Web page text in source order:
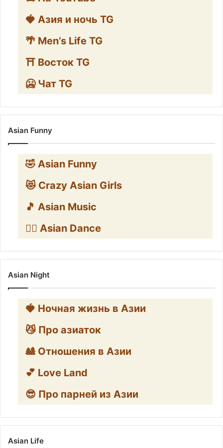
🍓 Азия и ночь TG
🌴 Men’s Life TG
⛩️ Восток TG
🥶 Чат TG
Asian Funny
🤣 Asian Funny
😻 Crazy Asian Girls
🎵 Asian Music
👯‍♀️ Asian Dance
Asian Night
🍓 Ночная жизнь в Азии
😼 Про азиаток
🎎 Отношения в Азии
💕 Love Land
😎 Про парней из Азии
Asian Life